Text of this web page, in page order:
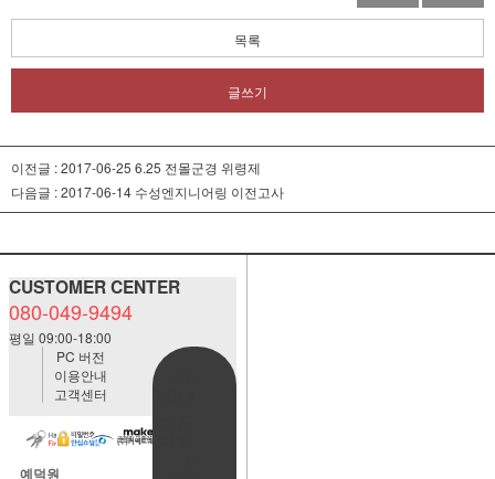
목록
글쓰기
이전글 :2017-06-25 6.25 전몰군경 위령제
다음글 :2017-06-14 수성엔지니어링 이전고사
CUSTOMER CENTER
080-049-9494
평일 09:00-18:00
PC 버전
이용안내
고객센터
예덕원